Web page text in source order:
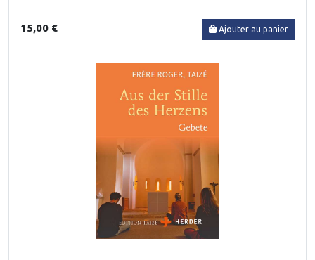
15,00 € Ajouter au panier